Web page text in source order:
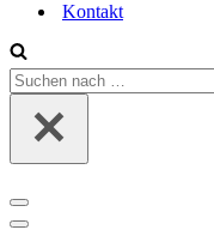
Kontakt
Suchen
nach …
Navigations-
Menü
Navigations-